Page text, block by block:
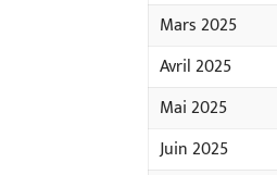
Mars 2025
Avril 2025
Mai 2025
Juin 2025